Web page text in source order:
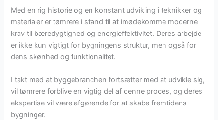
Med en rig historie og en konstant udvikling i teknikker og
materialer er tømrere i stand til at imødekomme moderne
krav til bæredygtighed og energieffektivitet. Deres arbejde
er ikke kun vigtigt for bygningens struktur, men også for
dens skønhed og funktionalitet.
I takt med at byggebranchen fortsætter med at udvikle sig,
vil tømrere forblive en vigtig del af denne proces, og deres
ekspertise vil være afgørende for at skabe fremtidens
bygninger.